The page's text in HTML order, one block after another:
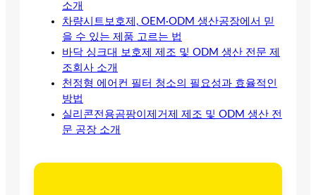
소개
차량시트보호제, OEM·ODM 생산공장에서 믿
을 수 있는 제품 고르는 법
바닥 싱크대 보호제 제조 및 ODM 생산 전문 제
조회사 소개
천정형 에어컨 필터 청소의 필요성과 효율적인
방법
실리콘전용곰팡이제거제 제조 및 ODM 생산 전
문 공장 소개